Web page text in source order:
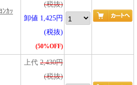
ﾝｶｯ
(税抜)
卸値 1,425円
(税抜)
(50%OFF)
上代 2,430円
(税抜)